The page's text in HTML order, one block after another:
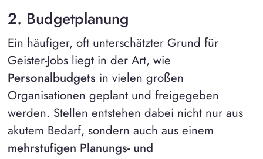
2. Budgetplanung
Ein häufiger, oft unterschätzter Grund für
Geister-Jobs liegt in der Art, wie
Personalbudgets in vielen großen
Organisationen geplant und freigegeben
werden. Stellen entstehen dabei nicht nur aus
akutem Bedarf, sondern auch aus einem
mehrstufigen Planungs- und